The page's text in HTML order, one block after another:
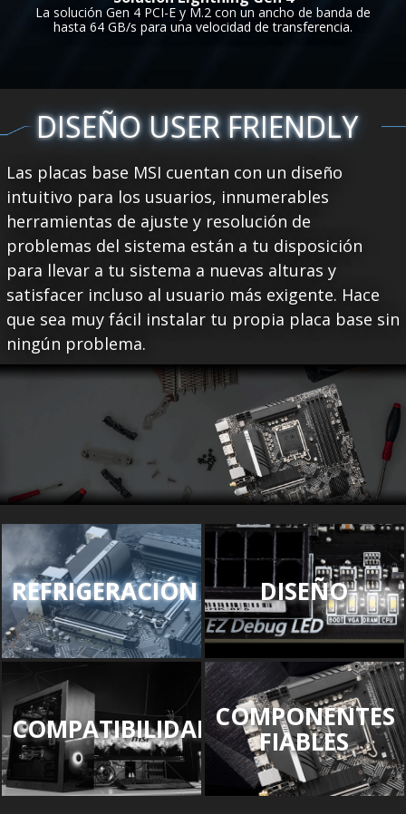
La solución Gen 4 PCI-E y M.2 con un ancho de banda de
hasta 64 GB/s para una velocidad de transferencia.
DISEÑO USER FRIENDLY
Las placas base MSI cuentan con un diseño
intuitivo para los usuarios, innumerables
herramientas de ajuste y resolución de
problemas del sistema están a tu disposición
para llevar a tu sistema a nuevas alturas y
satisfacer incluso al usuario más exigente. Hace
que sea muy fácil instalar tu propia placa base sin
ningún problema.
REFRIGERACIÓN DISEÑO
COMPATIBILIDADCOMPONENTES
FIABLES